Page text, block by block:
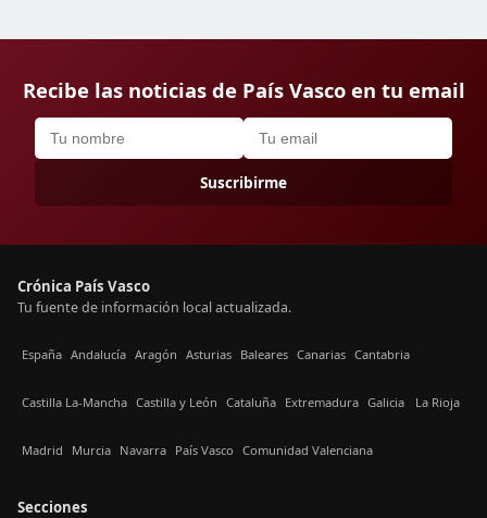
Recibe las noticias de País Vasco en tu email
Suscribirme
Crónica País Vasco
Tu fuente de información local actualizada.
España Andalucía Aragón Asturias Baleares Canarias Cantabria
Castilla La-Mancha Castilla y León Cataluña Extremadura Galicia La Rioja
Madrid Murcia Navarra País Vasco Comunidad Valenciana
Secciones